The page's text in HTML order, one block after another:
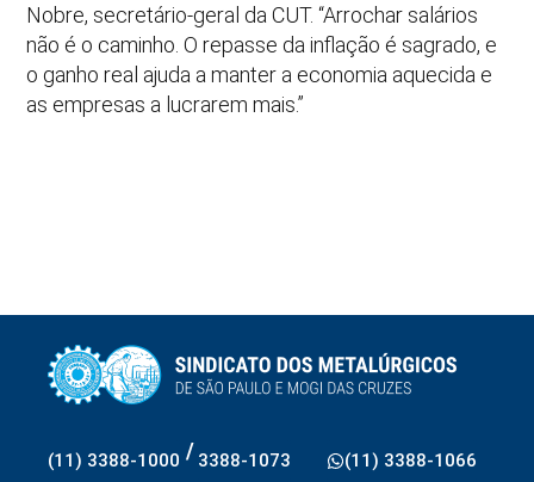
Nobre, secretário-geral da CUT. “Arrochar salários
não é o caminho. O repasse da inflação é sagrado, e
o ganho real ajuda a manter a economia aquecida e
as empresas a lucrarem mais.”
(11) 3388-1000 / 3388-1073 (11) 3388-1066